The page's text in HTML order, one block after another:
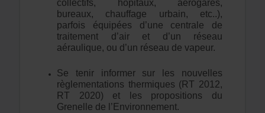
collectifs, hôpitaux, aérogares,
bureaux, chauffage urbain, etc..),
parfois équipées d’une centrale de
traitement d’air et d’un réseau
aéraulique, ou d’un réseau de vapeur.
Se tenir informer sur les nouvelles
règlementations thermiques (RT 2012,
RT 2020) et les propositions du
Grenelle de l’Environnement.